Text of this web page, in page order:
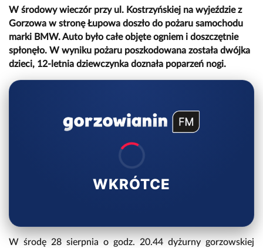
W środowy wieczór przy ul. Kostrzyńskiej na wyjeździe z
Gorzowa w stronę Łupowa doszło do pożaru samochodu
marki BMW. Auto było całe objęte ogniem i doszczętnie
spłonęło. W wyniku pożaru poszkodowana została dwójka
dzieci, 12-letnia dziewczynka doznała poparzeń nogi.
WKRÓTCE
W środę 28 sierpnia o godz. 20.44 dyżurny gorzowskiej